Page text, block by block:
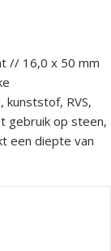
// 16,0 x 50 mm
kunststof, RVS,
gebruik op steen,
een diepte van